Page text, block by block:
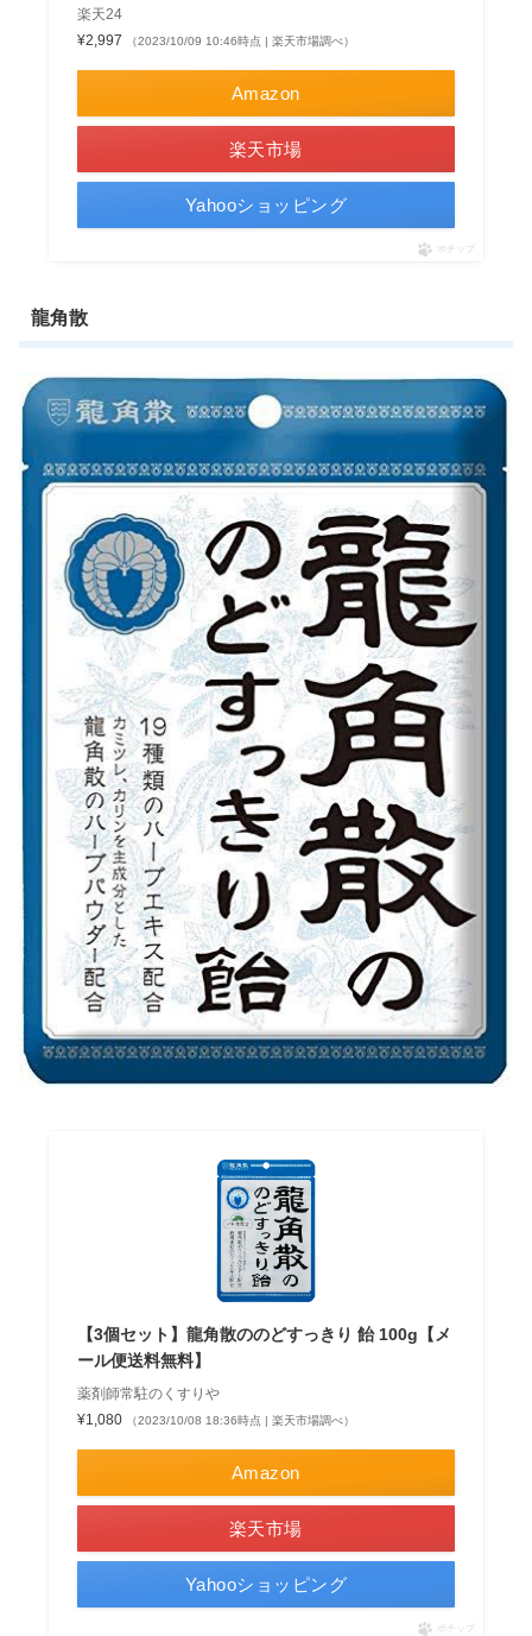
楽天24
¥2,997
（2023/10/09 10:46時点 | 楽天市場調べ）
Amazon
楽天市場
Yahooショッピング
ポチップ
龍角散
【3個セット】龍角散ののどすっきり 飴 100g【メ
ール便送料無料】
薬剤師常駐のくすりや
¥1,080
（2023/10/08 18:36時点 | 楽天市場調べ）
Amazon
楽天市場
Yahooショッピング
ポチップ